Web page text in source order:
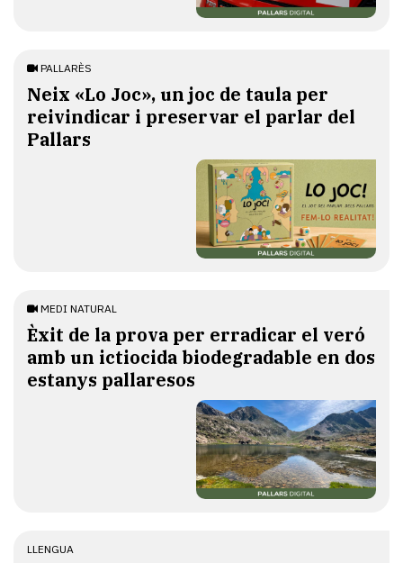
PALLARÈS
​Neix «Lo Joc», un joc de taula per
reivindicar i preservar el parlar del
Pallars
MEDI NATURAL
Èxit de la prova per erradicar el veró
amb un ictiocida biodegradable en dos
estanys pallaresos
LLENGUA